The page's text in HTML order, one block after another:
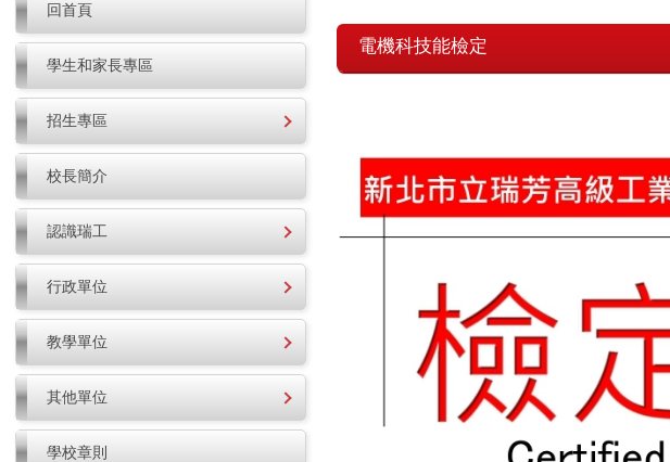
回首頁
學生和家長專區
招生專區
校長簡介
認識瑞工
行政單位
教學單位
其他單位
學校章則
電機科技能檢定